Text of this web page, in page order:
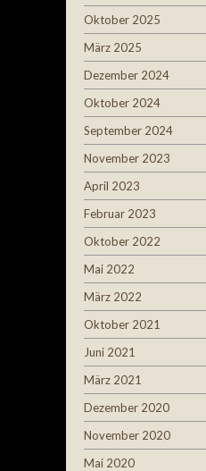
Oktober 2025
März 2025
Dezember 2024
Oktober 2024
September 2024
November 2023
April 2023
Februar 2023
Oktober 2022
Mai 2022
März 2022
Oktober 2021
Juni 2021
März 2021
Dezember 2020
November 2020
Mai 2020